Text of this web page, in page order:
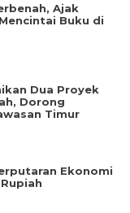
Ajak
Buku di
Dua Proyek
Dorong
Timur
Ekonomi